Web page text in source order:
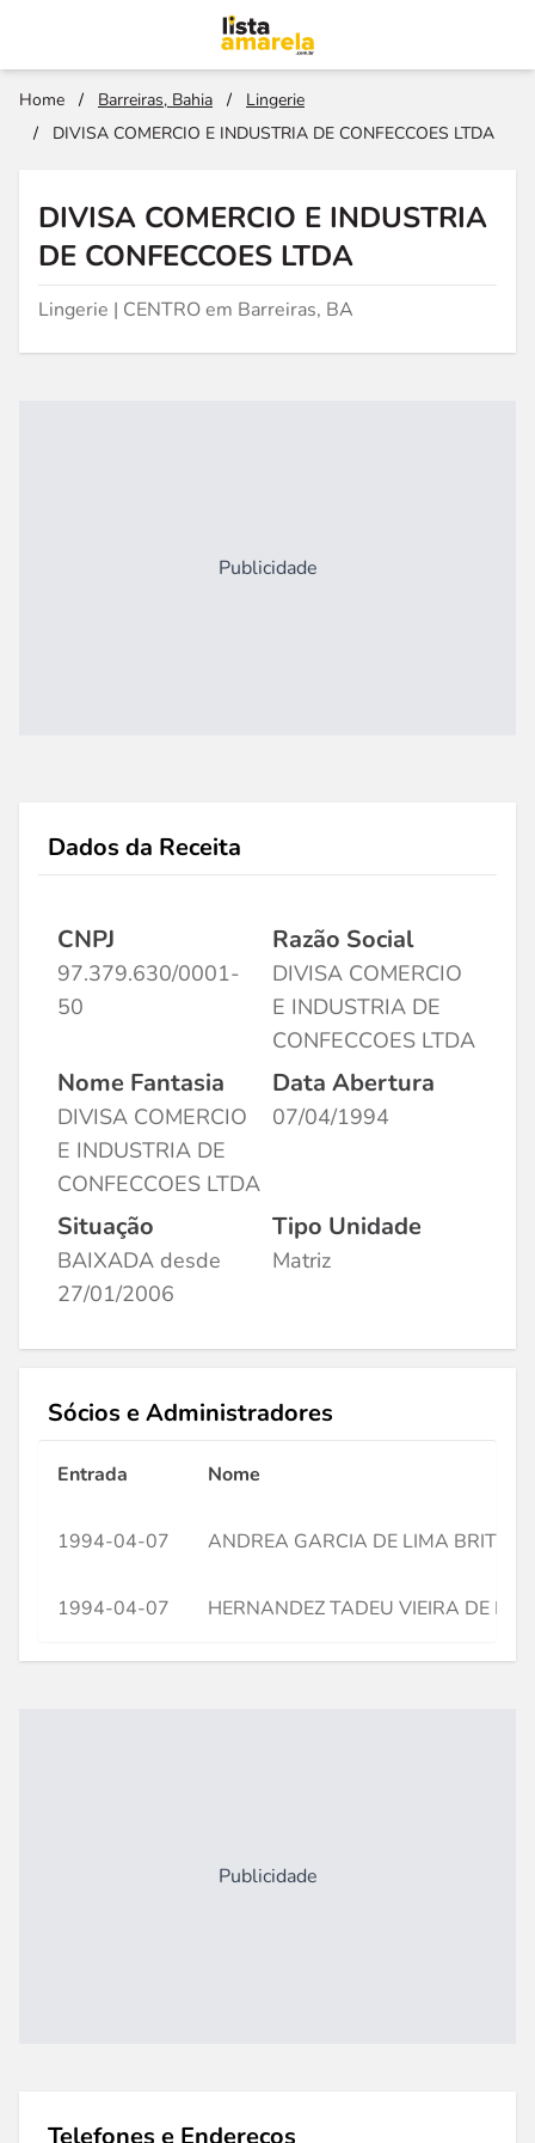
Home / Barreiras, Bahia /
Lingerie
/
DIVISA COMERCIO E INDUSTRIA DE CONFECCOES LTDA
DIVISA COMERCIO E INDUSTRIA
DE CONFECCOES LTDA
Lingerie | CENTRO em Barreiras, BA
Publicidade
Dados da Receita
CNPJ
97.379.630/0001-
50
Razão Social
DIVISA COMERCIO
E INDUSTRIA DE
CONFECCOES LTDA
Nome Fantasia
DIVISA COMERCIO
E INDUSTRIA DE
CONFECCOES LTDA
Data Abertura
07/04/1994
Situação
BAIXADA desde
27/01/2006
Tipo Unidade
Matriz
Sócios e Administradores
Entrada Nome
1994-04-07 ANDREA GARCIA DE LIMA BRITTO
1994-04-07 HERNANDEZ TADEU VIEIRA DE
Publicidade
Telefones e Endereços